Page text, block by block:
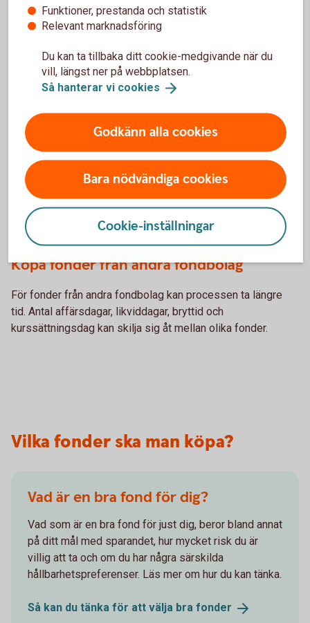
Så sätts kursen påfonder
Hur lång tid tar fondköpet?
Köpa fonder från Swedbank Robur
Ett köp av fonder från Swedbank Robur genomförs
vanligtvis inom en till två dagar.
Köpa fonder från andra fondbolag
För fonder från andra fondbolag kan processen ta längre
tid. Antal affärsdagar, likviddagar, bryttid och
kurssättningsdag kan skilja sig åt mellan olika fonder.
Vilka fonder ska man köpa?
Vad är en bra fond för dig?
Vad som är en bra fond för just dig, beror bland annat
på ditt mål med sparandet, hur mycket risk du är
villig att ta och om du har några särskilda
hållbarhetspreferenser. Läs mer om hur du kan tänka.
Så kan du tänka för att välja bra fonder
Funktioner, prestanda och statistik
Relevant marknadsföring
Du kan ta tillbaka ditt cookie-medgivande när du
vill, längst ner på webbplatsen.
Så hanterar vi cookies
Godkänn alla cookies
Bara nödvändiga cookies
Cookie-inställningar